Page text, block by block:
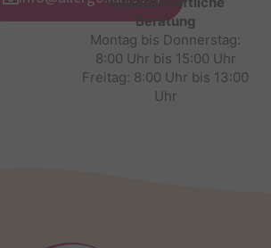
Beratung
Montag bis Donnerstag:
8:00 Uhr bis 15:00 Uhr
Freitag: 8:00 Uhr bis 13:00
Uhr